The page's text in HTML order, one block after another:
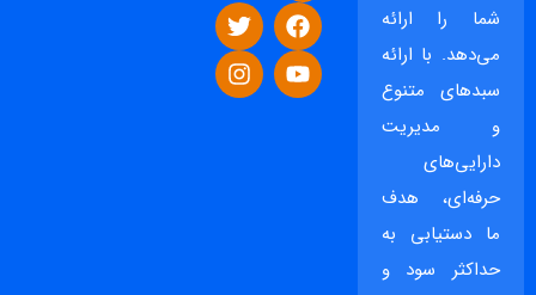
شما را ارائه
می‌دهد. با ارائه
سبدهای متنوع
و مدیریت
دارایی‌های
حرفه‌ای، هدف
ما دستیابی به
حداکثر سود و